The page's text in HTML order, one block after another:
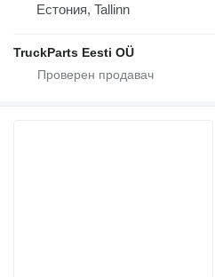
Естония, Tallinn
TruckParts Eesti OÜ